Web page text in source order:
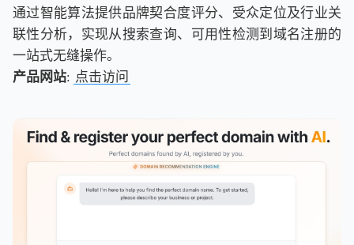
通过智能算法提供品牌契合度评分、受众定位及行业关
联性分析，实现从搜索查询、可用性检测到域名注册的
一站式无缝操作。
产品网站: 点击访问